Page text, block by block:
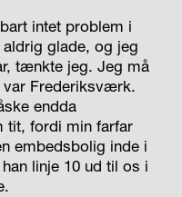
intet problem i
aldrig glade, og jeg
tænkte jeg. Jeg må
var Frederiksværk.
endda
tit, fordi min farfar
embedsbolig inde i
linje 10 ud til os i